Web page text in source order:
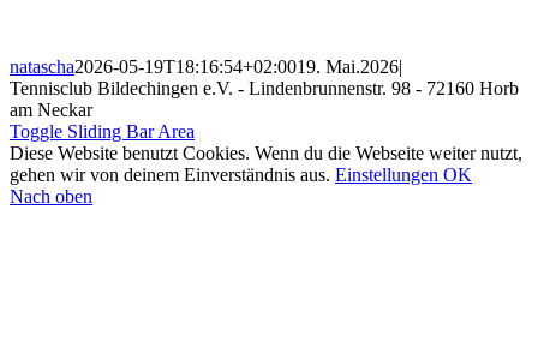
natascha2026-05-19T18:16:54+02:0019. Mai.2026|
Tennisclub Bildechingen e.V. - Lindenbrunnenstr. 98 - 72160 Horb
am Neckar
Toggle Sliding Bar Area
Diese Website benutzt Cookies. Wenn du die Webseite weiter nutzt,
gehen wir von deinem Einverständnis aus. Einstellungen OK
Nach oben